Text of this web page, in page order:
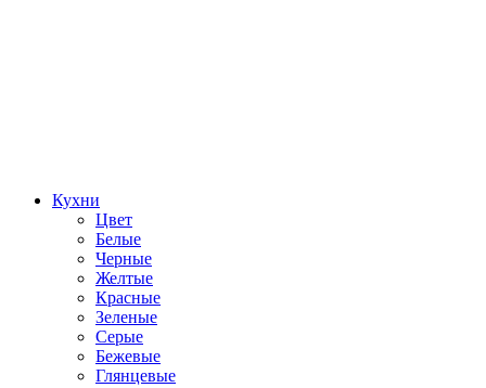
Кухни
Цвет
Белые
Черные
Желтые
Красные
Зеленые
Серые
Бежевые
Глянцевые